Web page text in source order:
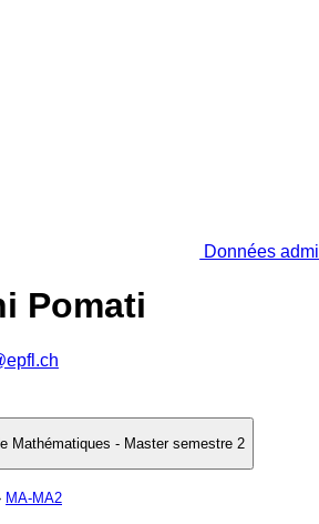
Données
Pomati
Mathématiques - Master semestre 2
MA-MA2